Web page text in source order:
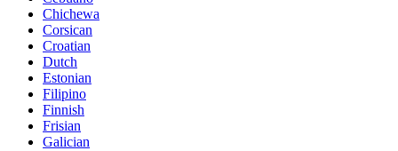
Chichewa
Corsican
Croatian
Dutch
Estonian
Filipino
Finnish
Frisian
Galician